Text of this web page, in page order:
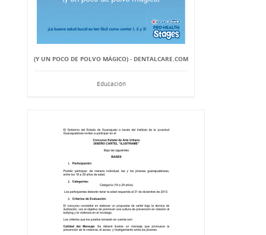
(Y UN POCO DE POLVO MÁGICO) - DENTALCARE.COM
Educación